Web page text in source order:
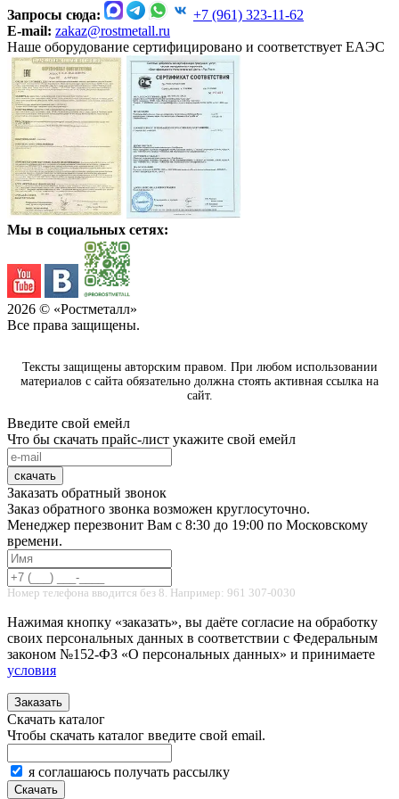
Запросы сюда:
+7 (961) 323-11-62
E-mail: zakaz@rostmetall.ru
Наше оборудование сертифицировано и соответствует ЕАЭС
Мы в социальных сетях:
2026 © «Ростметалл»
Все права защищены.
Тексты защищены авторским правом. При любом использовании
материалов с сайта обязательно должна стоять активная ссылка на
сайт.
Введите свой емейл
Что бы скачать прайс-лист укажите свой емейл
скачать
Заказать обратный звонок
Заказ обратного звонка возможен круглосуточно.
Менеджер перезвонит Вам с 8:30 до 19:00 по Московскому
времени.
Номер телефона вводится без 8. Например: 961 307-0030
Нажимая кнопку «заказать», вы даёте согласие на обработку
своих персональных данных в соответствии с Федеральным
законом №152-ФЗ «О персональных данных» и принимаете
условия
Заказать
Скачать каталог
Чтобы скачать каталог введите свой email.
я соглашаюсь получать рассылку
Скачать